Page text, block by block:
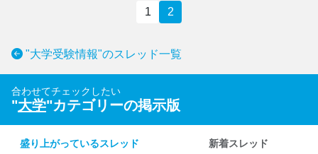
1 2
"大学受験情報"のスレッド一覧
合わせてチェックしたい
"大学"カテゴリーの掲示版
盛り上がっているスレッド 新着スレッド